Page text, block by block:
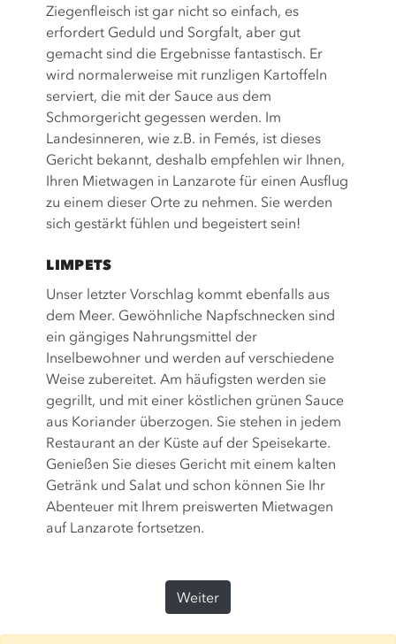
Ziegenfleisch ist gar nicht so einfach, es
erfordert Geduld und Sorgfalt, aber gut
gemacht sind die Ergebnisse fantastisch. Er
wird normalerweise mit runzligen Kartoffeln
serviert, die mit der Sauce aus dem
Schmorgericht gegessen werden. Im
Landesinneren, wie z.B. in Femés, ist dieses
Gericht bekannt, deshalb empfehlen wir Ihnen,
Ihren Mietwagen in Lanzarote für einen Ausflug
zu einem dieser Orte zu nehmen. Sie werden
sich gestärkt fühlen und begeistert sein!
LIMPETS
Unser letzter Vorschlag kommt ebenfalls aus
dem Meer. Gewöhnliche Napfschnecken sind
ein gängiges Nahrungsmittel der
Inselbewohner und werden auf verschiedene
Weise zubereitet. Am häufigsten werden sie
gegrillt, und mit einer köstlichen grünen Sauce
aus Koriander überzogen. Sie stehen in jedem
Restaurant an der Küste auf der Speisekarte.
Genießen Sie dieses Gericht mit einem kalten
Getränk und Salat und schon können Sie Ihr
Abenteuer mit Ihrem preiswerten Mietwagen
auf Lanzarote fortsetzen.
Weiter